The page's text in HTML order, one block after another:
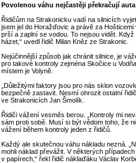
Povolenou váhu nejčastěji překračují
Řidičům na Strakonicku vadí na silnicích
jsem jel do Horažďovic a právě za
prší a zaplní se vodou. To nejsou vidět.
házet,“ uvedl řidič Milan Kněz ze Strakonic.
Nejúčinnější způsob jak chránit silnice, je
pro takové kontroly zejména Skočice u
místem je Volyně.
„Důležitými faktory jsou pro nás sklon
bezpečně zastavit. Nesmí ohrozit ostatní
ve Strakonicích Jan Šmolík.
Řidiči vážení vesměs berou. „Kontroly mi
sám proti sobě. Musí si být vědom toho, že
vážení během kontroly jeden z řidičů.
Každý ale skutečnou váhu nákladu nezná.
mohli náklad převážit. V některých
v papírech,“ řekl řidič náklaďáku Václav